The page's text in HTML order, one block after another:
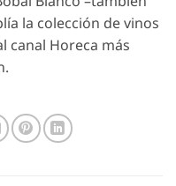
la colección de vinos
canal Horeca más